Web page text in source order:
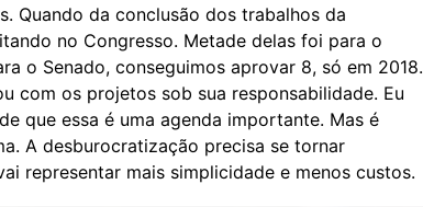
Quando da conclusão dos trabalhos da
no Congresso. Metade delas foi para o
o Senado, conseguimos aprovar 8, só em 2018.
com os projetos sob sua responsabilidade. Eu
que essa é uma agenda importante. Mas é
A desburocratização precisa se tornar
representar mais simplicidade e menos custos.